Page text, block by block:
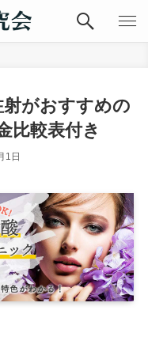
がおすすめの
比較表付き
1日